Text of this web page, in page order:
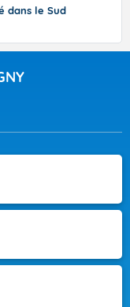
dans le Sud